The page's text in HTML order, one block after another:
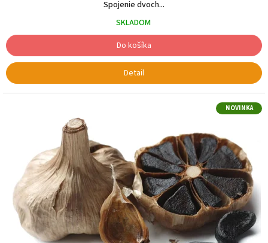
Spojenie dvoch...
SKLADOM
Do košíka
Detail
NOVINKA